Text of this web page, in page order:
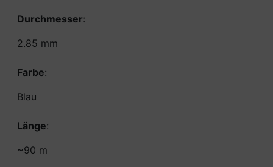
Durchmesser:
2.85 mm
Farbe:
Blau
Länge:
~90 m